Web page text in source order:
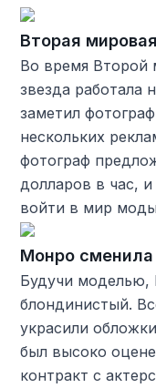
Вторая
Во время Второй
звезда работала
заметил
нескольких
фотограф
долларов в час,
войти в мир
Монро сменила
Будучи моделью,
блондинистый.
украсили
был высоко
контракт с